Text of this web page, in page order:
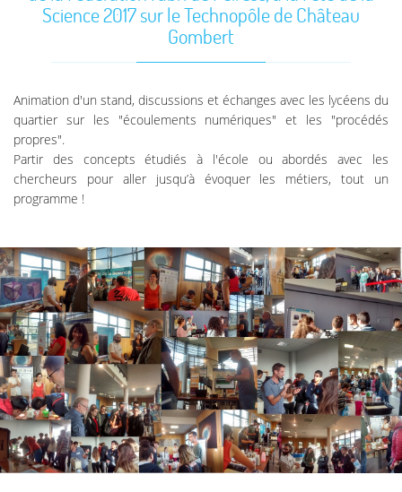
Science 2017 sur le Technopôle de Château
Gombert
Animation d'un stand, discussions et échanges avec les lycéens du
quartier sur les "écoulements numériques" et les "procédés
propres".
Partir des concepts étudiés à l'école ou abordés avec les
chercheurs pour aller jusqu’à évoquer les métiers, tout un
programme !